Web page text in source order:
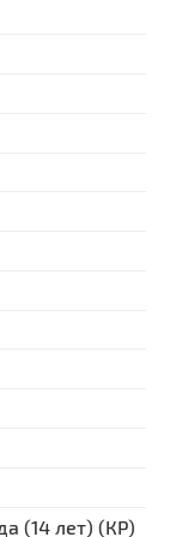
(14 лет) (КР)